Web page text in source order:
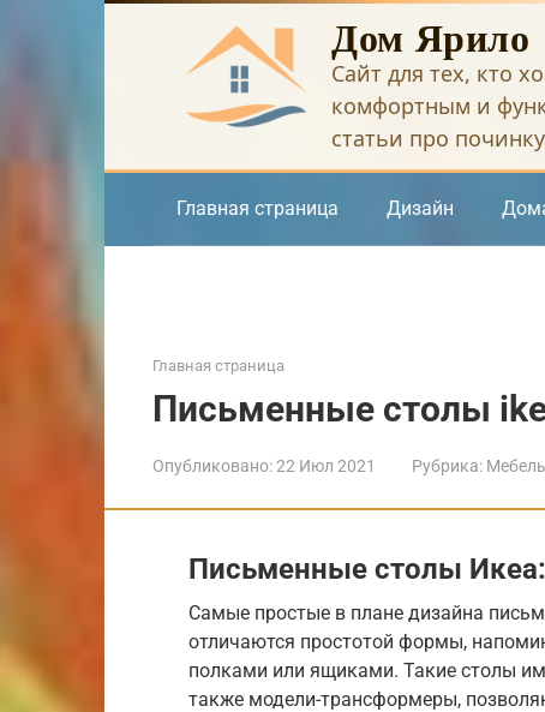
Дом Ярило
Сайт для тех, кто
комфортным и
статьи про
Главная страница Дизайн
Главная страница
Письменные столы
Опубликовано:22 Июл 2021 Рубрика: Мебель
Письменные столы
Самые простые в плане дизайна
отличаются простотой формы,
полками или ящиками. Такие столы
также модели-трансформеры,